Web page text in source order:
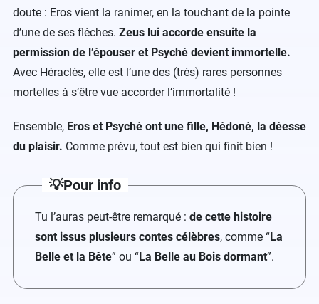
doute : Eros vient la ranimer, en la touchant de la pointe
d’une de ses flèches. Zeus lui accorde ensuite la
permission de l’épouser et Psyché devient immortelle.
Avec Héraclès, elle est l’une des (très) rares personnes
mortelles à s’être vue accorder l’immortalité !
Ensemble, Eros et Psyché ont une fille, Hédoné, la déesse
du plaisir. Comme prévu, tout est bien qui finit bien !
💡Pour info
Tu l’auras peut-être remarqué : de cette histoire
sont issus plusieurs contes célèbres, comme “La
Belle et la Bête” ou “La Belle au Bois dormant”.